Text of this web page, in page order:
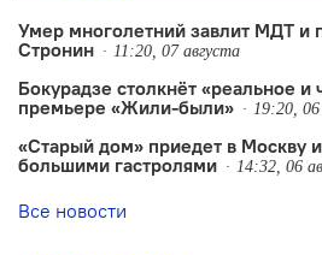
Умер многолетний завлит МДТ и
Стронин
11:20, 07 августа
Бокурадзе столкнëт «реальное и
премьере «Жили-были»
19:20,
«Старый дом» приедет в Москву
большими гастролями
14:32, 06
Все новости